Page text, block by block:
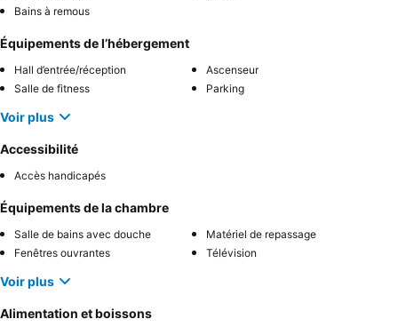
Bains à remous
Équipements de l’hébergement
Hall d’entrée/réception
Ascenseur
Salle de fitness
Parking
Voir plus
Accessibilité
Accès handicapés
Équipements de la chambre
Salle de bains avec douche
Matériel de repassage
Fenêtres ouvrantes
Télévision
Voir plus
Alimentation et boissons